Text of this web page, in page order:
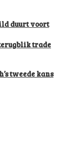
duurt voort
trade
tweede kans